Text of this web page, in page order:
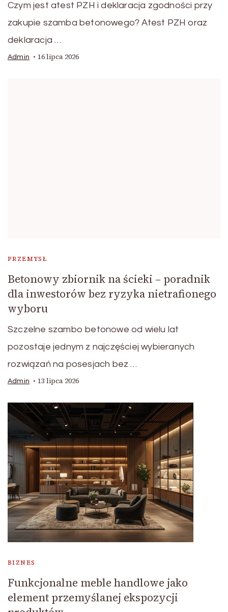
Czym jest atest PZH i deklaracja zgodności przy
zakupie szamba betonowego? Atest PZH oraz
deklaracja …
Admin 16 lipca 2026
PRZEMYSŁ
Betonowy zbiornik na ścieki – poradnik
dla inwestorów bez ryzyka nietrafionego
wyboru
Szczelne szambo betonowe od wielu lat
pozostaje jednym z najczęściej wybieranych
rozwiązań na posesjach bez …
Admin 13 lipca 2026
BIZNES
Funkcjonalne meble handlowe jako
element przemyślanej ekspozycji